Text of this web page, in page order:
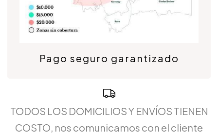
Pago seguro garantizado
TODOS LOS DOMICILIOS Y ENVÍOS TIENEN
COSTO, nos comunicamos con el cliente